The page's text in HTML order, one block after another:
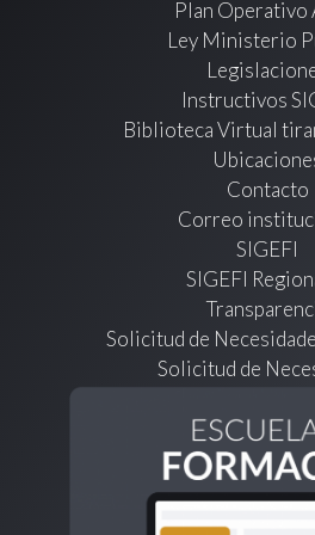
Plan Operativo
Ley Ministerio
Instructivos
Biblioteca Virtual
Contacto
Correo
SIGEFI
SIGEFI
Solicitud de
Solicitud de